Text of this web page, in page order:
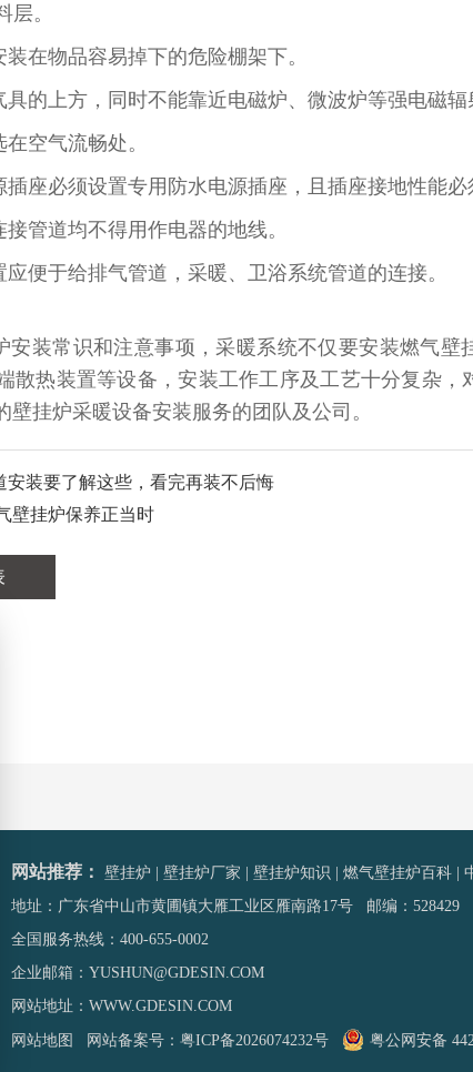
层。
在物品容易掉下的危险棚架下。
的上方，同时不能靠近电磁炉、微波炉等强电磁辐
空气流畅处。
座必须设置专用防水电源插座，且插座接地性能必
管道均不得用作电器的地线。
便于给排气管道，采暖、卫浴系统管道的连接。
安装常识和注意事项，采暖系统不仅要安装燃气壁
散热装置等设备，安装工作工序及工艺十分复杂，
壁挂炉采暖设备安装服务的团队及公司。
安装要了解这些，看完再装不后悔
壁挂炉保养正当时
网站推荐： 壁挂炉 | 壁挂炉厂家 | 壁挂炉知识 | 燃气壁挂炉百科|
地址：广东省中山市黄圃镇大雁工业区雁南路17号 邮编：528429
全国服务热线： 400-655-0002
企业邮箱：YUSHUN@GDESIN.COM
网站地址： WWW.GDESIN.COM
网站地图 网站备案号： 粤ICP备2026074232号 粤公网安备